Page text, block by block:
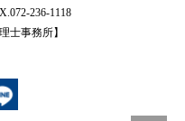
236-1118
士事務所】